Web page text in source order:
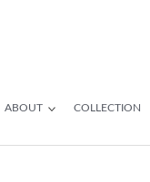
ABOUT COLLECTION